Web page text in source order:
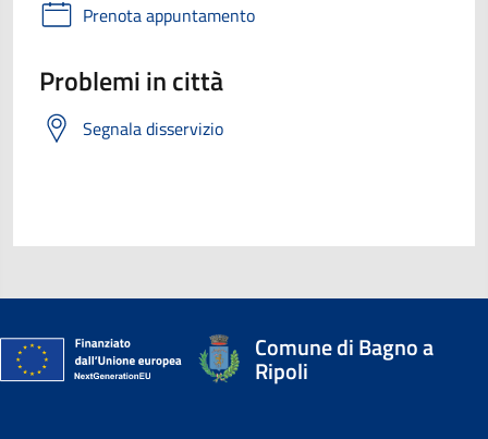
Prenota appuntamento
Problemi in città
Segnala disservizio
Comune di Bagno a
Ripoli